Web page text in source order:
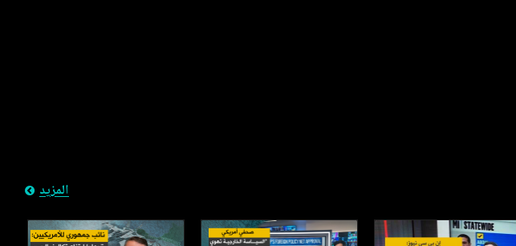
المزيد